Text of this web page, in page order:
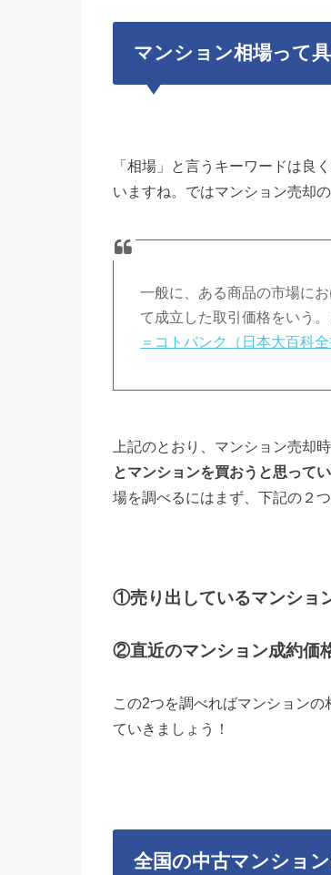
マンション相場って
「相場」と言うキーワードは良
いますね。ではマンション売却
一般に、ある商品の市場に
て成立した取引価格をいう
＝コトバンク（日本大百科
上記のとおり、マンション売却
とマンションを買おうと思って
場を調べるにはまず、下記の２
①売り出しているマンショ
②直近のマンション成約価
この2つを調べればマンション
ていきましょう！
全国の中古マンショ